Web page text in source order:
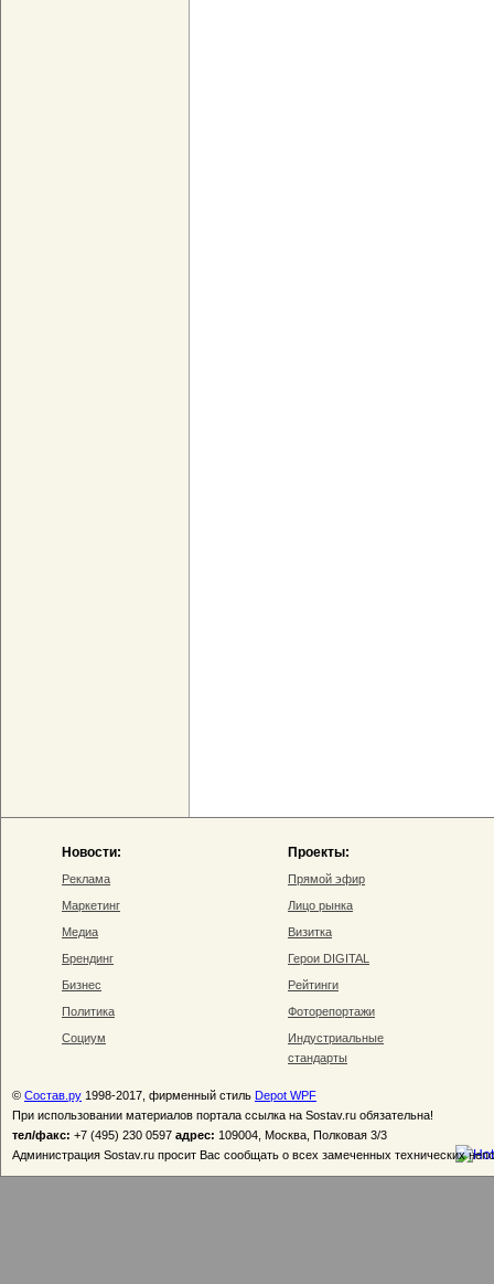
Новости:
Реклама
Маркетинг
Медиа
Брендинг
Бизнес
Политика
Социум
Проекты:
Прямой эфир
Лицо рынка
Визитка
Герои DIGITAL
Рейтинги
Фоторепортажи
Индустриальные
стандарты
© Состав.ру 1998-2017, фирменный стиль Depot WPF
При использовании материалов портала ссылка на Sostav.ru обязательна!
тел/факс: +7 (495) 230 0597 адрес: 109004, Москва, Полковая 3/3
Администрация Sostav.ru просит Вас сообщать о всех замеченных технических